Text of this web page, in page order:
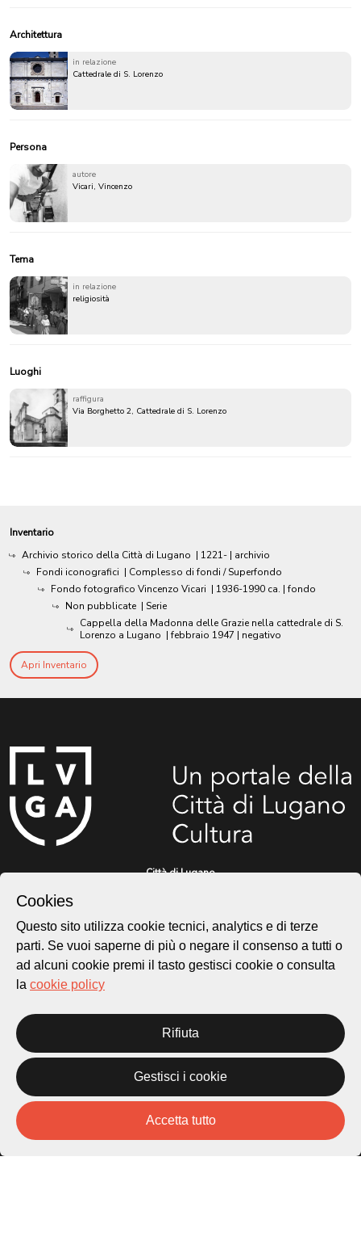
Architettura
in relazione
Cattedrale di S. Lorenzo
Persona
autore
Vicari, Vincenzo
Tema
in relazione
religiosità
Luoghi
raffigura
Via Borghetto 2, Cattedrale di S. Lorenzo
Inventario
Archivio storico della Città di Lugano | 1221- | archivio
Fondi iconografici | Complesso di fondi / Superfondo
Fondo fotografico Vincenzo Vicari | 1936-1990 ca. | fondo
Non pubblicate | Serie
Cappella della Madonna delle Grazie nella cattedrale di S.
Lorenzo a Lugano |febbraio 1947 | negativo
Apri Inventario
Città di Lugano
Piazza Carlo Cattaneo 1
6976 Castagnola
patrimonio@lugano.ch
t. +41 58 866 68 50
Sito istituzionale:
lugano.ch
Cookies
Questo sito utilizza cookie tecnici, analytics e di terze
parti. Se vuoi saperne di più o negare il consenso a tutti o
ad alcuni cookie premi il tasto gestisci cookie o consulta
la cookie policy
Rifiuta
Gestisci i cookie
Accetta tutto